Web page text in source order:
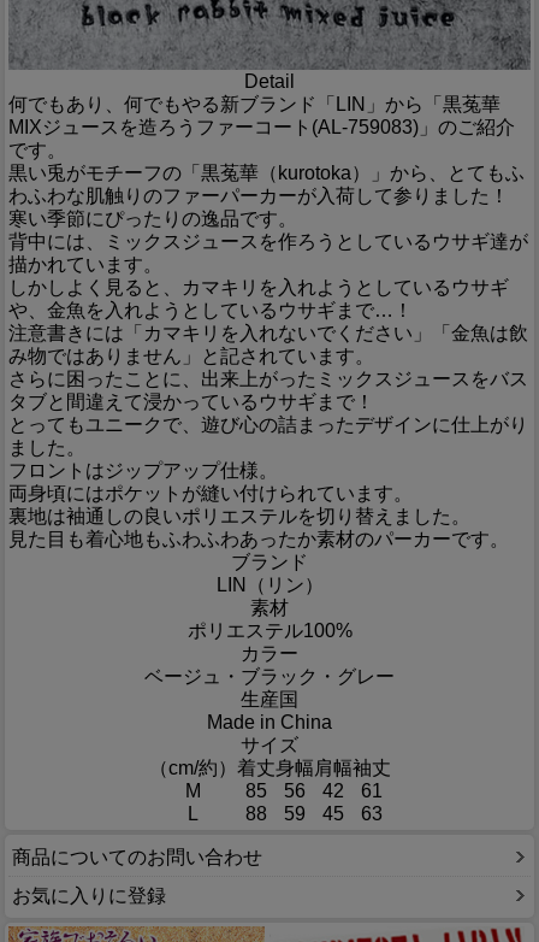
Detail
何でもあり、何でもやる新ブランド「LIN」から「黒菟華
MIXジュースを造ろうファーコート(AL-759083)」のご紹介
です。
黒い兎がモチーフの「黒菟華（kurotoka）」から、とてもふ
わふわな肌触りのファーパーカーが入荷して参りました！
寒い季節にぴったりの逸品です。
背中には、ミックスジュースを作ろうとしているウサギ達が
描かれています。
しかしよく見ると、カマキリを入れようとしているウサギ
や、金魚を入れようとしているウサギまで…！
注意書きには「カマキリを入れないでください」「金魚は飲
み物ではありません」と記されています。
さらに困ったことに、出来上がったミックスジュースをバス
タブと間違えて浸かっているウサギまで！
とってもユニークで、遊び心の詰まったデザインに仕上がり
ました。
フロントはジップアップ仕様。
両身頃にはポケットが縫い付けられています。
裏地は袖通しの良いポリエステルを切り替えました。
見た目も着心地もふわふわあったか素材のパーカーです。
ブランド
LIN（リン）
素材
ポリエステル100%
カラー
ベージュ・ブラック・グレー
生産国
Made in China
サイズ
（cm/約） 着丈身幅肩幅袖丈
M
85 56 42
61
L
88 59 45 63
商品についてのお問い合わせ
お気に入りに登録